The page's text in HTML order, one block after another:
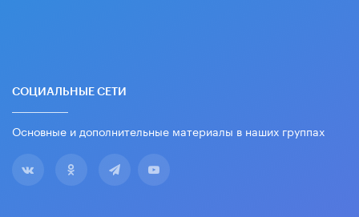
СОЦИАЛЬНЫЕ СЕТИ
Основные и дополнительные материалы в наших группах